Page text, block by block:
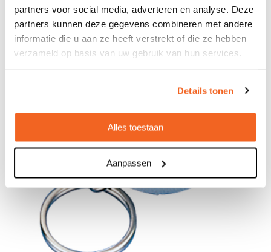
partners voor social media, adverteren en analyse. Deze
partners kunnen deze gegevens combineren met andere
informatie die u aan ze heeft verstrekt of die ze hebben
verzameld op basis van uw gebruik van hun services.
Details tonen
Alles toestaan
Aanpassen